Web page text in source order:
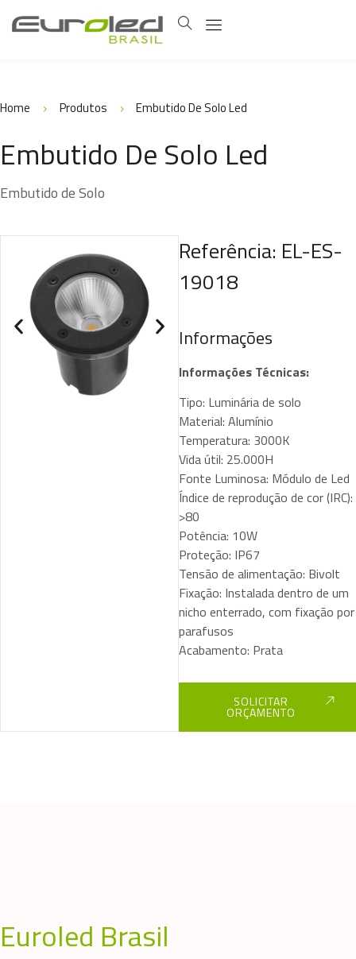
Home Produtos Embutido De Solo Led
Embutido De Solo Led
Embutido de Solo
Referência: EL-ES-
19018
Informações
Informações Técnicas:
Tipo: Luminária de solo
Material: Alumínio
Temperatura: 3000K
Vida útil: 25.000H
Fonte Luminosa: Módulo de Led
Índice de reprodução de cor (IRC):
>80
Potência: 10W
Proteção: IP67
Tensão de alimentação: Bivolt
Fixação: Instalada dentro de um
nicho enterrado, com fixação por
parafusos
Acabamento: Prata
SOLICITAR
ORÇAMENTO
Euroled Brasil